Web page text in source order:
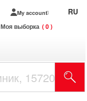
My account
Моя выборка 0
RU